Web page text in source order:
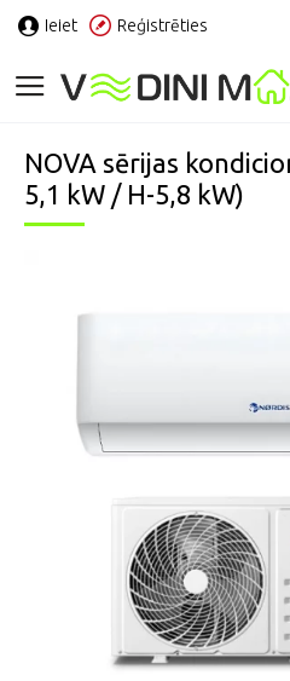
Ieiet Reģistrēties
NOVA sērijas
5,1 kW / H-5,8 kW)